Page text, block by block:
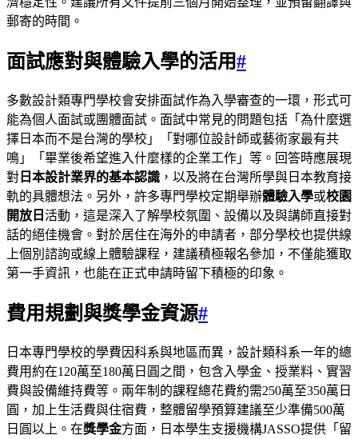
郵寄的時間。
面試應對與體驗入學的活用#
多數設計類專門學校會安排面試作為入學審查的一環，形式可
能為個人面試或團體面試。面試中常見的問題包括「為什麼選
擇日本而不是台灣的學校」「對哪位設計師或藝術家最有共
鳴」「畢業後希望進入什麼樣的企業工作」等。回答時應展現
對 日本設計業界的基本認識 ，以及將在台灣所學與日本教育接
軌的具體想法。另外，許多專門學校定期舉辦體驗入學或校園
開放日 活動，這是深入了解學校氛圍、設備以及與講師直接對
話的絕佳機會。對於居住在海外的申請者，部分學校也提供線
上個別諮詢或線上體驗課程，建議積極報名參加，不僅能獲取
第一手資訊，也能在正式申請時留下積極的印象。
費用規劃與獎學金資源#
日本專門學校的學費因科系與地區而異，設計類科系一年的總
費用約在120萬至180萬日圓之間，包含入學金、授業料、實習
費與設備維持費等。兩年制的課程總花費約需250萬至350萬日
圓，加上生活費與住宿費，整體留學預算建議至少準備500萬
日圓以上。在獎學金方面，日本學生支援機構JASSO提供「留